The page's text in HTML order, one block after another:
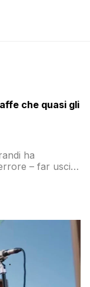
che quasi gli
ha
– far uscire
dalla